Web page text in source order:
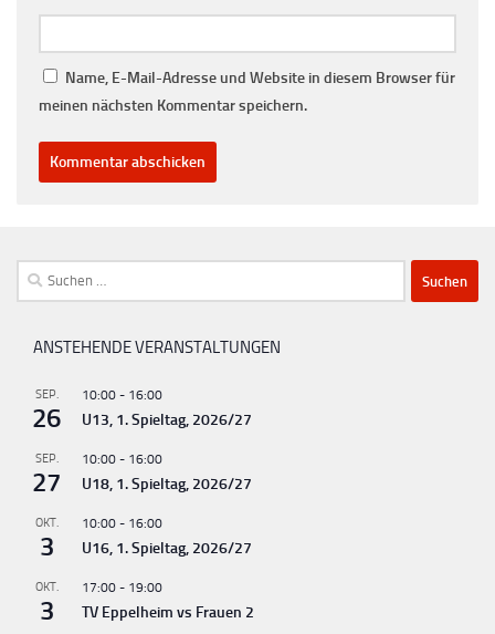
Name, E-Mail-Adresse und Website in diesem Browser für
meinen nächsten Kommentar speichern.
Suchen
nach:
ANSTEHENDE VERANSTALTUNGEN
SEP.
26
10:00 - 16:00
U13, 1. Spieltag, 2026/27
SEP.
27
10:00 - 16:00
U18, 1. Spieltag, 2026/27
OKT.
3
10:00 - 16:00
U16, 1. Spieltag, 2026/27
OKT.
3
17:00 - 19:00
TV Eppelheim vs Frauen 2